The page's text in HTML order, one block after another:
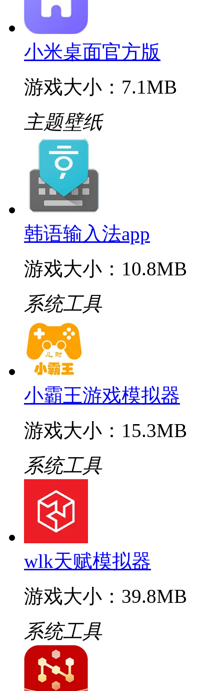
小米桌面官方版
游戏大小：7.1MB
主题壁纸
韩语输入法app
游戏大小：10.8MB
系统工具
小霸王游戏模拟器
游戏大小：15.3MB
系统工具
wlk天赋模拟器
游戏大小：39.8MB
系统工具